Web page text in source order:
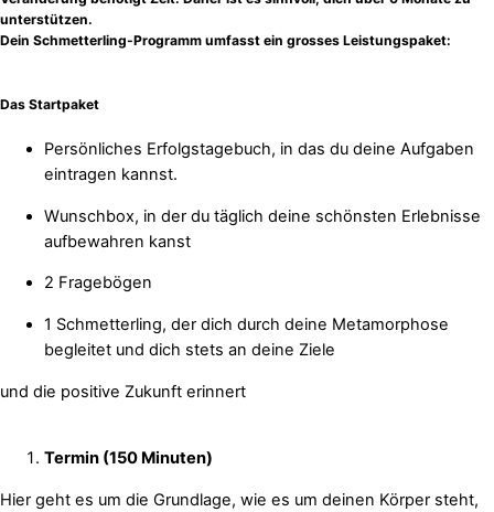
unterstützen.
Dein Schmetterling-Programm umfasst ein grosses Leistungspaket:
Das Startpaket
Persönliches Erfolgstagebuch, in das du deine Aufgaben
eintragen kannst.
Wunschbox, in der du täglich deine schönsten Erlebnisse
aufbewahren kanst
2 Fragebögen
1 Schmetterling, der dich durch deine Metamorphose
begleitet und dich stets an deine Ziele
und die positive Zukunft erinnert
Termin (150 Minuten)
Hier geht es um die Grundlage, wie es um deinen Körper steht,